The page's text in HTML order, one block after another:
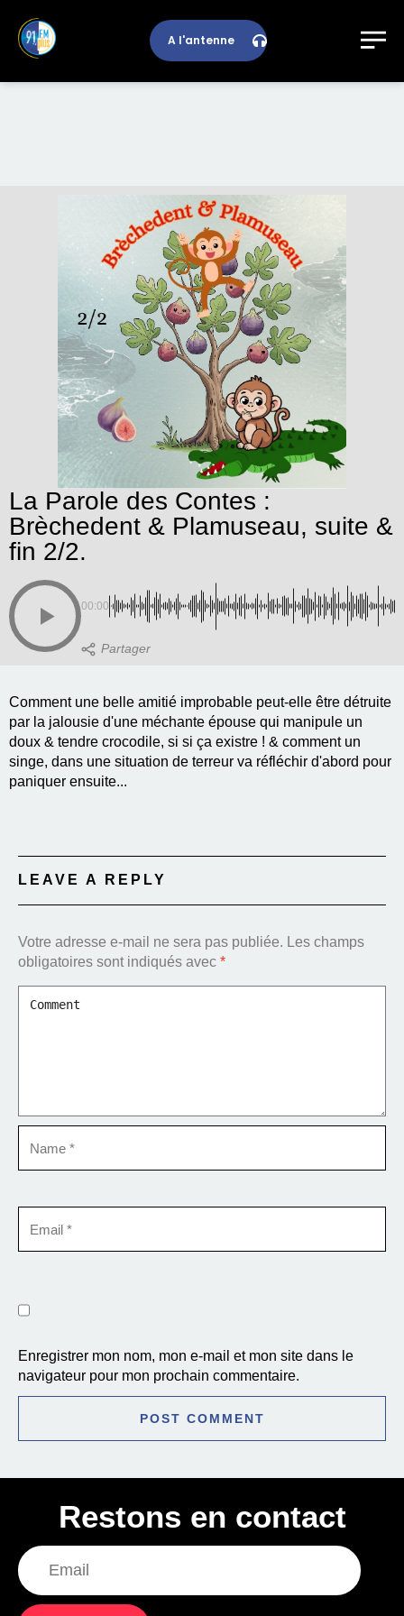
A l'antenne
La Parole des Contes :
Brèchedent & Plamuseau, suite &
fin 2/2.
00:00
Comment une belle amitié improbable peut-elle être détruite
par la jalousie d'une méchante épouse qui manipule un
doux & tendre crocodile, si si ça existre ! & comment un
singe, dans une situation de terreur va réfléchir d'abord pour
paniquer ensuite...
LEAVE A REPLY
Votre adresse e-mail ne sera pas publiée. Les champs
obligatoires sont indiqués avec *
Enregistrer mon nom, mon e-mail et mon site dans le
navigateur pour mon prochain commentaire.
Restons en contact